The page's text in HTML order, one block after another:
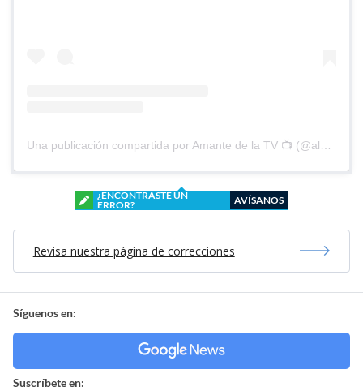
¿ENCONTRASTE UN
ERROR?
AVÍSANOS
Revisa nuestra página de correcciones
Síguenos en:
Suscríbete en: